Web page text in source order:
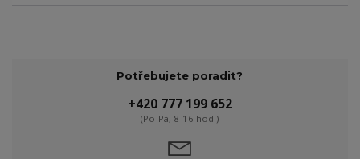
Potřebujete poradit?
+420 777 199 652
(Po-Pá, 8-16 hod.)